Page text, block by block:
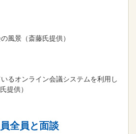
風景（斎藤氏提供）
るオンライン会議システムを利用し
提供）
全員と面談